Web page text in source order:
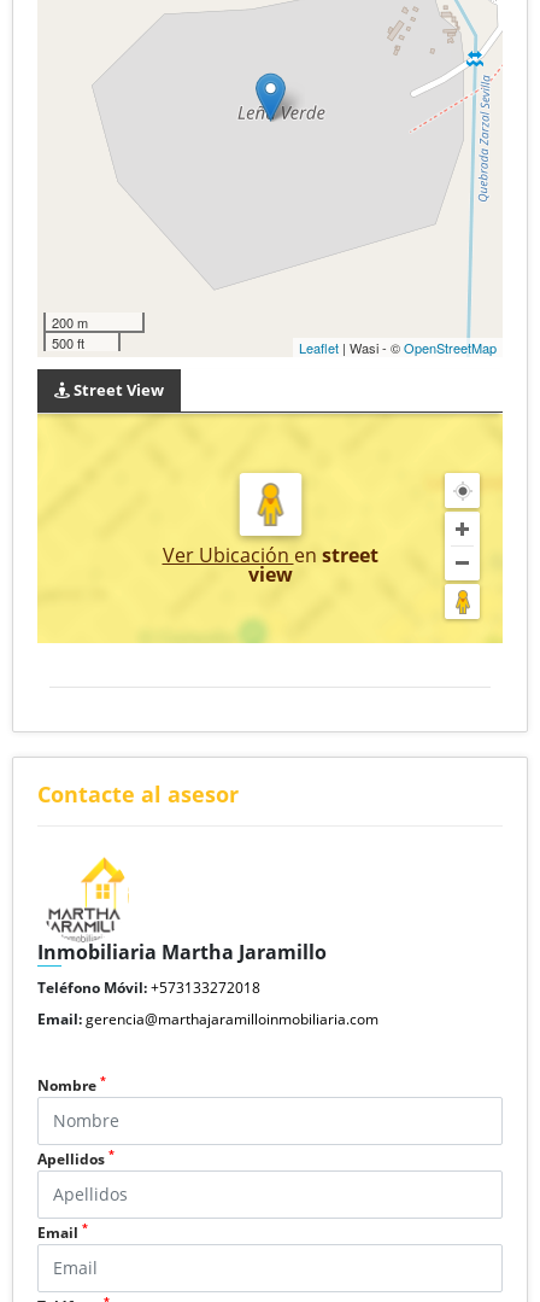
200 m
500 ft
Leaflet | Wasi - ©OpenStreetMap
Street View
Ver Ubicación en street
view
Contacte al asesor
Inmobiliaria Martha Jaramillo
Teléfono Móvil:+573133272018
Email:gerencia@marthajaramilloinmobiliaria.com
Nombre *
Apellidos *
Email *